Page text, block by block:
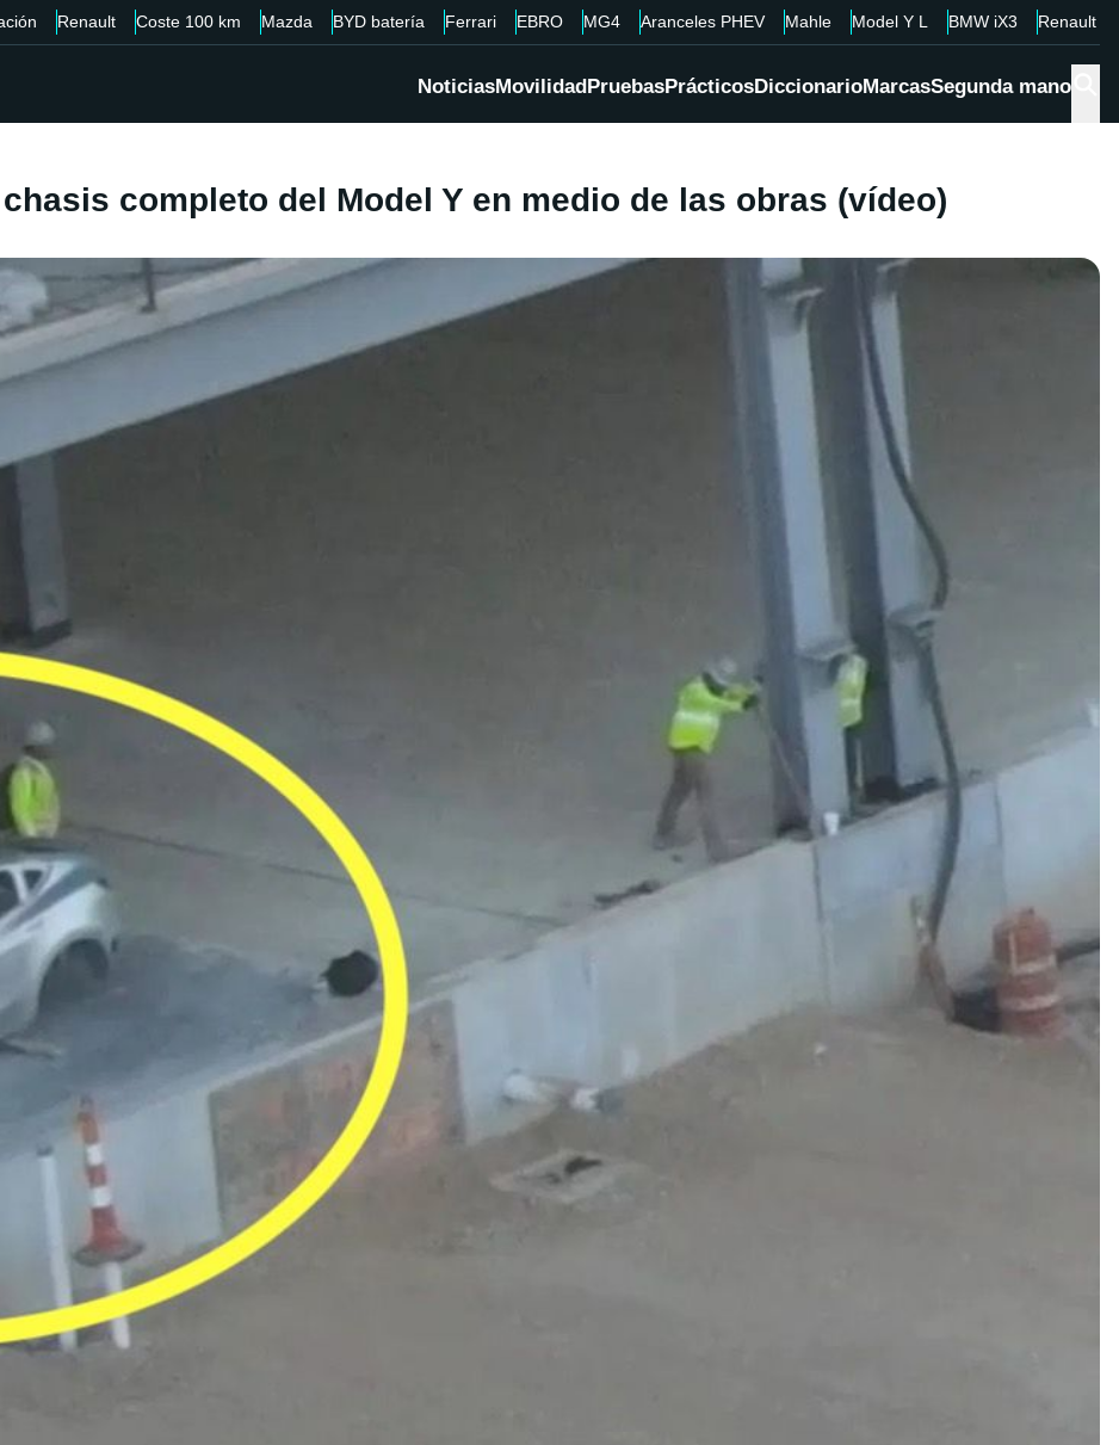
Renault Coste 100 km Mazda BYD batería Ferrari EBRO MG4 Aranceles PHEV Mahle Model Y L BMW iX3 Renault
NoticiasMovilidadPruebasPrácticosDiccionarioMarcasSegunda mano
completo del Model Y en medio de las obras (vídeo)